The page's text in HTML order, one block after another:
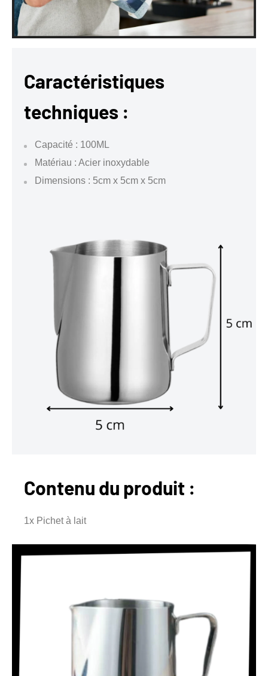
Caractéristiques
techniques :
Capacité : 100ML
Matériau : Acier inoxydable
Dimensions : 5cm x 5cm x 5cm
Contenu du produit :
1x Pichet à lait